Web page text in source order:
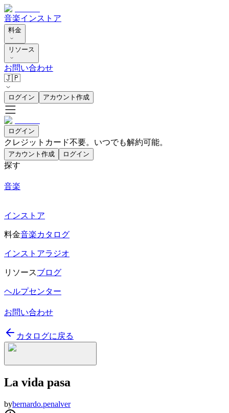
音楽インストア
料金
リソース
お問い合わせ
🇯🇵
ログイン アカウント作成
ログイン
クレジットカード不要。いつでも解約可能。
アカウント作成 ログイン
探す
音楽
インストア
料金音楽カタログ
インストアラジオ
リソースブログ
ヘルプセンター
お問い合わせ
カタログに戻る
La vida pasa
bybernardo.penalver